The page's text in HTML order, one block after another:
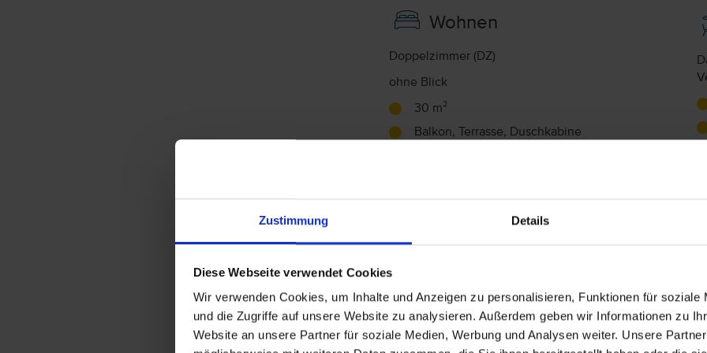
Zustimmung Details
Diese Webseite verwendet Cookies
Wir verwenden Cookies, um Inhalte und Anzeigen zu personalisieren, Funktionen für soziale
und die Zugriffe auf unsere Website zu analysieren. Außerdem geben wir Informationen zu
Website an unsere Partner für soziale Medien, Werbung und Analysen weiter. Unsere
Wohnen
Doppelzimmer (DZ)
ohne Blick
30 m²
Balkon, Terrasse, Duschkabine
(Gegen Gebühr), Zimmersafe (Gegen Gebühr),
WLAN im Zimmer (inklusive), Fernseher
verfügbar)
Doppelzimmer Gartenblick (DZP)
Berg-, Garten- oder Poolblick
Garten- oder Poolblick
34 m²